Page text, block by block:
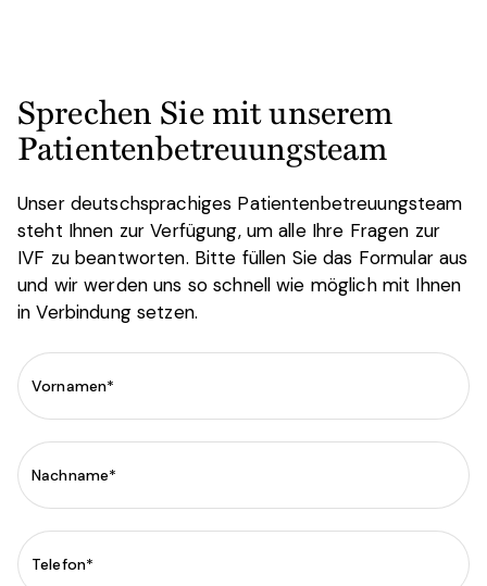
Sprechen Sie mit unserem
Patientenbetreuungsteam
Unser deutschsprachiges Patientenbetreuungsteam
steht Ihnen zur Verfügung, um alle Ihre Fragen zur
IVF zu beantworten. Bitte füllen Sie das Formular aus
und wir werden uns so schnell wie möglich mit Ihnen
in Verbindung setzen.